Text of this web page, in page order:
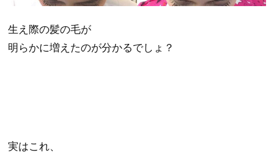
生え際の髪の毛が
明らかに増えたのが分かるでしょ？
実はこれ、